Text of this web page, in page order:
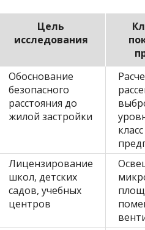
Цель
исследования
Обоснование
безопасного
расстояния до
жилой застройки
Лицензирование
школ, детских
садов, учебных
центров